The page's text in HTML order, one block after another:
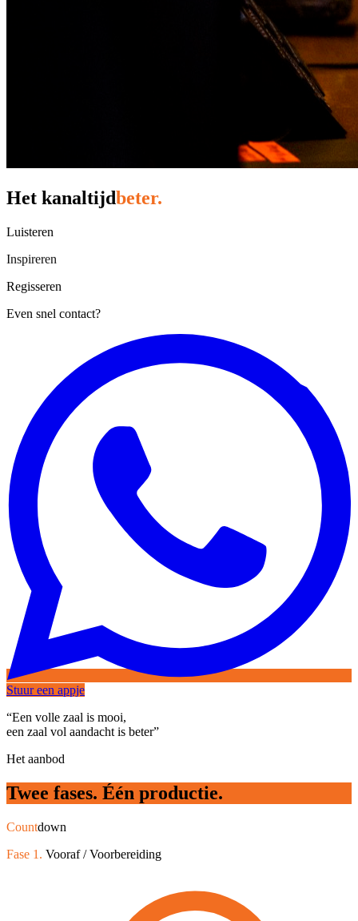
Het kanaltijdbeter.
Luisteren
Prikkelen
Regisseren
Even snel contact?
Stuur een appje
“Een volle zaal is mooi,
een zaal vol aandacht is beter”
Het aanbod
Twee fases. Één productie.
Countdown
Fase 1. Vooraf / Voorbereiding